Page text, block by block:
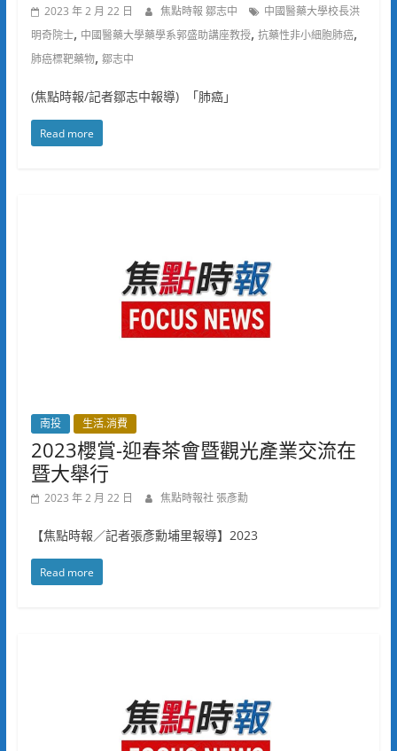
2023 年 2 月 22 日 焦點時報 鄒志中
中國醫藥大學校長洪
明奇院士, 中國醫藥大學藥學系郭盛助講座教授, 抗藥性非小細胞肺癌,
肺癌標靶藥物, 鄒志中
(焦點時報/記者鄒志中報導) 「肺癌」
Read more
南投 生活.消費
2023櫻賞-迎春茶會暨觀光產業交流在
暨大舉行
2023 年 2 月 22 日 焦點時報社 張彥勳
【焦點時報／記者張彥勳埔里報導】2023
Read more